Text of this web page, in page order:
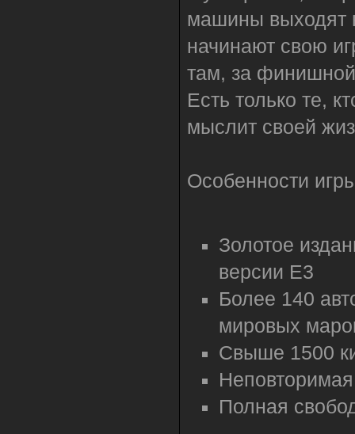
машины выходят
начинают свою
там, за финишной
Есть только те,
мыслит своей
Особенности
Золотое
версии E3
Более 140
мировых
Свыше 1500
Полная